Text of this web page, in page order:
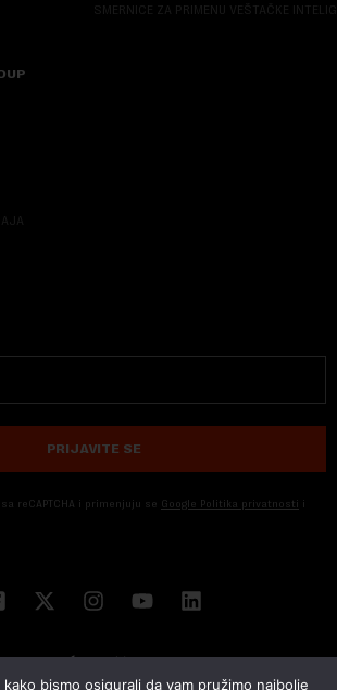
SMERNICE ZA PRIMENU VEŠTAČKE
PRIJAVITE SE
reCAPTCHA i primenjuju se Google Politika privatnosti i
bismo osigurali da vam pružimo najbolje